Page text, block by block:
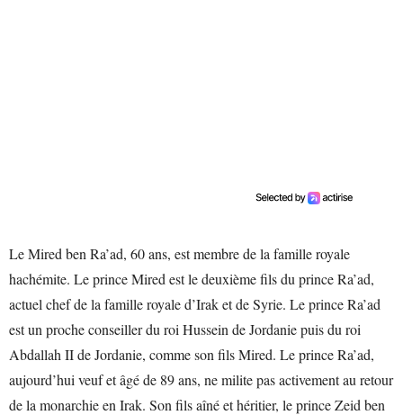
Le Mired ben Ra’ad, 60 ans, est membre de la famille royale
hachémite. Le prince Mired est le deuxième fils du prince Ra’ad,
actuel chef de la famille royale d’Irak et de Syrie. Le prince Ra’ad
est un proche conseiller du roi Hussein de Jordanie puis du roi
Abdallah II de Jordanie, comme son fils Mired. Le prince Ra’ad,
aujourd’hui veuf et âgé de 89 ans, ne milite pas activement au retour
de la monarchie en Irak. Son fils aîné et héritier, le prince Zeid ben